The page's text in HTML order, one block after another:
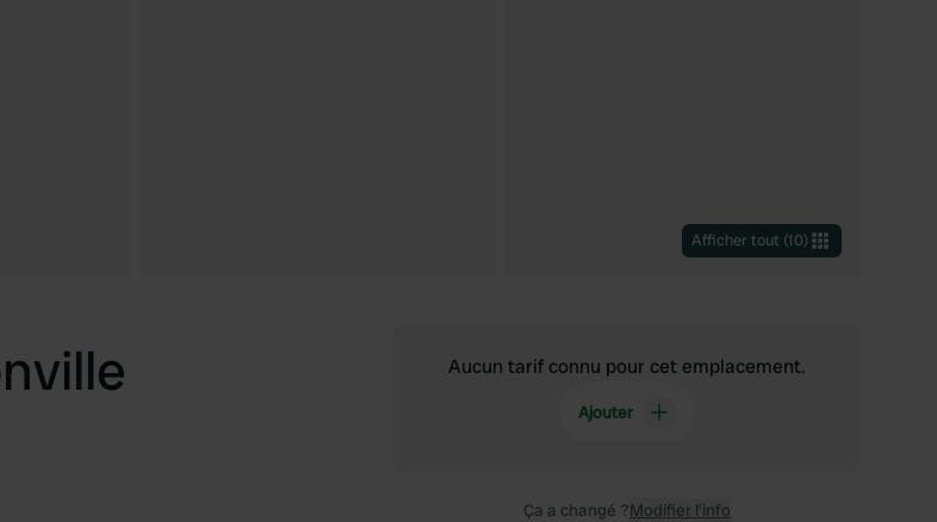
Afficher tout (10)
Aucun tarif connu pour cet emplacement.
Ajouter
Ça a changé ?Modifier l’info